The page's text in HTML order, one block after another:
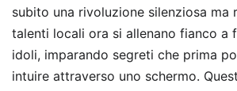
subito una rivoluzione silenziosa ma
talenti locali ora si allenano fianco a
idoli, imparando segreti che prima
intuire attraverso uno schermo.